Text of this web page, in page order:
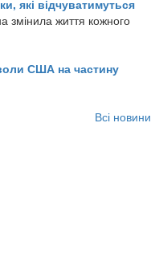
які відчуватимуться
змінила життя кожного
США на частину
Всі новини